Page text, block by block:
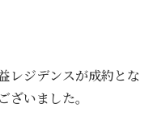
レジデンスが成約とな
ざいました。